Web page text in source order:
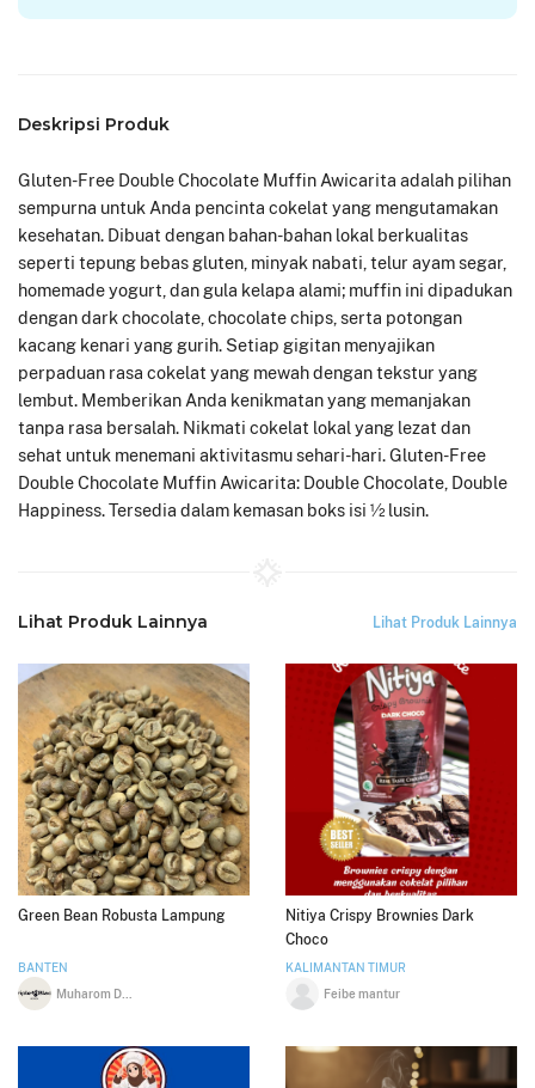
Deskripsi Produk
Gluten-Free Double Chocolate Muffin Awicarita adalah pilihan
sempurna untuk Anda pencinta cokelat yang mengutamakan
kesehatan. Dibuat dengan bahan-bahan lokal berkualitas
seperti tepung bebas gluten, minyak nabati, telur ayam segar,
homemade yogurt, dan gula kelapa alami; muffin ini dipadukan
dengan dark chocolate, chocolate chips, serta potongan
kacang kenari yang gurih. Setiap gigitan menyajikan
perpaduan rasa cokelat yang mewah dengan tekstur yang
lembut. Memberikan Anda kenikmatan yang memanjakan
tanpa rasa bersalah. Nikmati cokelat lokal yang lezat dan
sehat untuk menemani aktivitasmu sehari-hari. Gluten-Free
Double Chocolate Muffin Awicarita: Double Chocolate, Double
Happiness. Tersedia dalam kemasan boks isi ½ lusin.
Lihat Produk Lainnya Lihat Produk Lainnya
Green Bean Robusta Lampung
BANTEN
Nitiya Crispy Brownies Dark
Choco
KALIMANTAN TIMUR
Feibe mantur